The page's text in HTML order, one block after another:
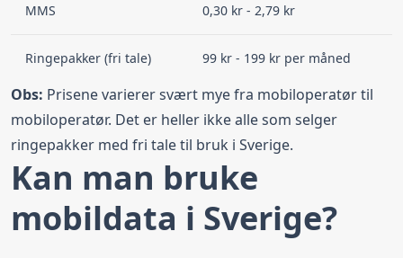
MMS 0,30 kr - 2,79 kr
Ringepakker (fri tale) 99 kr - 199 kr per måned
Obs: Prisene varierer svært mye fra mobiloperatør til
mobiloperatør. Det er heller ikke alle som selger
ringepakker med fri tale til bruk i Sverige.
Kan man bruke
mobildata i Sverige?